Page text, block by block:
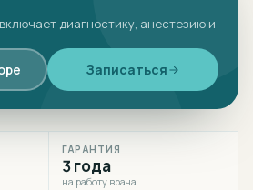
диагностику, анестезию и
Записаться
ГАРАНТИЯ
3 года
на работу врача